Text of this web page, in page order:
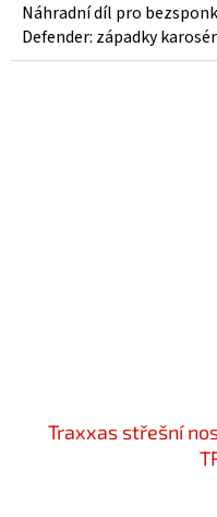
Náhradní díl pro
Defender: západky
Traxxas střešní